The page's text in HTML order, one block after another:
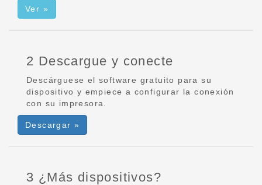
Ver »
2 Descargue y conecte
Descárguese el software gratuito para su
dispositivo y empiece a configurar la conexión
con su impresora.
Descargar »
3 ¿Más dispositivos?